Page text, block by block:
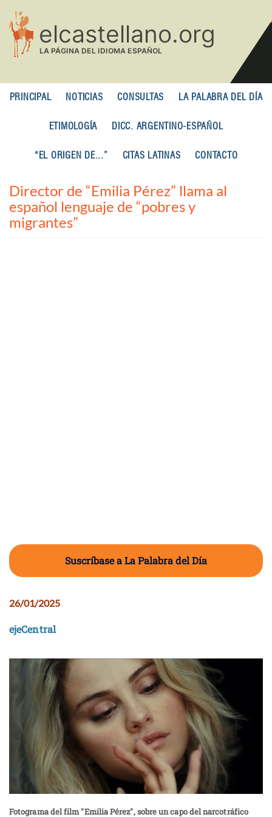
contenido
principal
PRINCIPAL NOTICIAS CONSULTAS LA PALABRA DEL DÍA
ETIMOLOGÍA DICC. ARGENTINO-ESPAÑOL
“EL ORIGEN DE...” CITAS LATINAS CONTACTO
Director de “Emilia Pérez” llama al
español lenguaje de “pobres y
migrantes”
Suscríbase a La Palabra del Día
26/01/2025
ejeCentral
Fotograma del film "Emilia Pérez", sobre un capo del narcotráfico